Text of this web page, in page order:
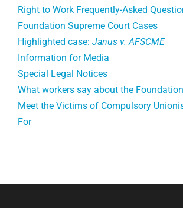
Right to Work Frequently-Asked
Foundation Supreme Court Cases
Highlighted case:Janus v. AFSCME
Information for Media
Special Legal Notices
What workers say about the Foundation
Meet the Victims of Compulsory
For